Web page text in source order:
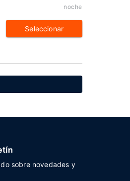
noche
Seleccionar
sobre novedades y